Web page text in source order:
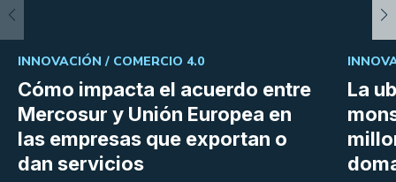
Cómo impacta el acuerdo entre
Mercosur y Unión Europea en
las empresas que exportan o
dan servicios
INNOVACIÓN / COMERCIO 4.0
La